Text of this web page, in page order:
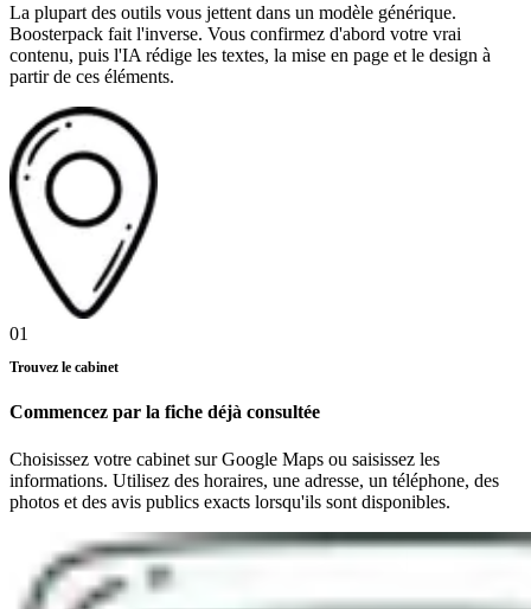
La plupart des outils vous jettent dans un modèle générique.
Boosterpack fait l'inverse. Vous confirmez d'abord votre vrai
contenu, puis l'IA rédige les textes, la mise en page et le design à
partir de ces éléments.
01
Trouvez le cabinet
Commencez par la fiche déjà consultée
Choisissez votre cabinet sur Google Maps ou saisissez les
informations. Utilisez des horaires, une adresse, un téléphone, des
photos et des avis publics exacts lorsqu'ils sont disponibles.